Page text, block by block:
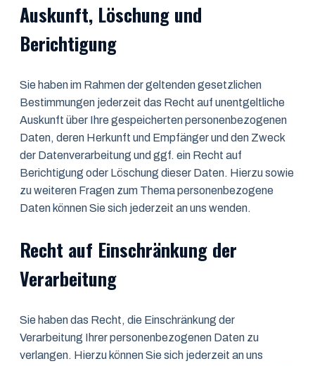
Auskunft, Löschung und
Berichtigung
Sie haben im Rahmen der geltenden gesetzlichen
Bestimmungen jederzeit das Recht auf unentgeltliche
Auskunft über Ihre gespeicherten personenbezogenen
Daten, deren Herkunft und Empfänger und den Zweck
der Datenverarbeitung und ggf. ein Recht auf
Berichtigung oder Löschung dieser Daten. Hierzu sowie
zu weiteren Fragen zum Thema personenbezogene
Daten können Sie sich jederzeit an uns wenden.
Recht auf Einschränkung der
Verarbeitung
Sie haben das Recht, die Einschränkung der
Verarbeitung Ihrer personenbezogenen Daten zu
verlangen. Hierzu können Sie sich jederzeit an uns